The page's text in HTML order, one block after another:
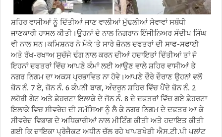
ਸ਼ਹਿਰ ਵਾਸੀਆਂ ਨੂੰ ਦਿੱਤੀਆਂ ਜਾਣ ਵਾਲੀਆਂ ਮੁੱਢਲੀਆਂ ਸੇਵਾਵਾਂ ਸਬੰਧੀ
ਜਾਣਕਾਰੀ ਹਾਸਲ ਕੀਤੀ।ਉਹਨਾਂ ਦੇ ਨਾਲ ਨਿਗਰਾਨ ਇੰਜੀਨਿਅਰ ਸੰਦੀਪ ਸਿੰਘ
ਵੀ ਨਾਲ ਸਨ।ਕਮਿਸ਼ਨਰ ਨੇ ਮੌਕੇ ‘ਤੇ ਸਾਰੇ ਜ਼ੋਨਲ ਦਫਤਰਾਂ ਦੀ ਸਾਫ-ਸਫਾਈ
ਅਤੇ ਰੱਖ-ਰਖਾਅ ਸੁਚੱਜੇ ਢੰਗ ਨਾਲ ਕਰਨ ਦੀਆਂ ਹਦਾਇਤਾਂ ਦਿੱਤੀਆਂ ਤਾਂ ਜੋ
ਇਹਨਾਂ ਦਫਤਰਾਂ ਵਿੱਚ ਆਪਣੇ ਕੰਮਾਂ ਲਈ ਆਉਣ ਵਾਲੇ ਸ਼ਹਿਰ ਵਾਸੀਆਂ ਤੇ
ਨਗਰ ਨਿਗਮ ਦਾ ਅਕਸ ਪ੍ਰਭਾਵਿਤ ਨਾ ਹੋਵੇ।ਆਪਣੇ ਦੌਰੇ ਦੌਰਾਣ ਉਹਨਾਂ ਵਲੋਂ
ਜ਼ੋਨ ਨੰ. 7 ਏ, ਜ਼ੋਨ ਨੰ. 6 ਕੰਪਨੀ ਬਾਗ, ਅੰਦਰੂਨ ਸ਼ਹਿਰ ਵਿੱਚ ਪੈਂਦੇ ਜ਼ੋਨ ਨੰ. 2
ਲਹੋਰੀ ਗੇਟ ਅਤੇ ਛੇਹਰਟਾ ਇਲਾਕੇ ਦੇ ਜੋਨ ਨੰ. 8 ਦੇ ਦਫਤਰਾਂ ਵਿੱਚ ਗਏ ਛੇਹਰਟਾ
ਇਲਾਕੇ ਵਿਚ ਸੀਵਰੇਜ਼ ਦੀ ਸਮੱਸਿਆ ਨੂੰ ਲੈ ਕੇ ਨਗਰ ਨਿਗਮ ਦੇ ਦਫਤਰ ਆ ਕੇ
ਸੀਵਰੇਜ਼ ਵਿਭਾਗ ਦੇ ਅਧਿਕਾਰੀਆਂ ਨਾਲ ਮੀਟਿੰਗ ਕੀਤੀ ਅਤੇ ਹਦਾਇਤ ਕੀਤੀ
ਗਈ ਕਿ ਜ਼ਾਇਕਾ ਪ੍ਰੋਜੈਕਟ ਅਧੀਨ ਚੱਲ ਰਹੇ ਖਾਪੜਖੇੜੀ ਐਸ.ਟੀ.ਪੀ ਪਲਾਂਟ